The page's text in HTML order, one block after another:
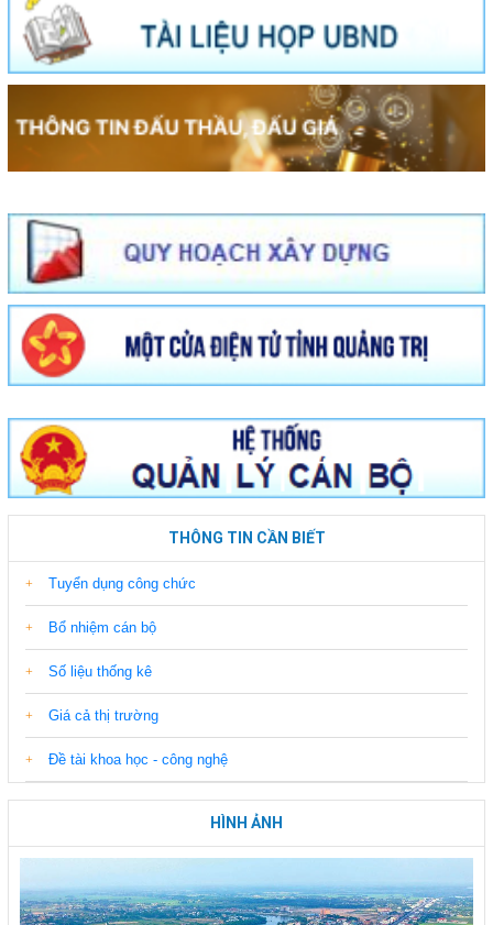
THÔNG TIN CẦN BIẾT
Tuyển dụng công chức
Bổ nhiệm cán bộ
Số liệu thống kê
Giá cả thị trường
Đề tài khoa học - công nghệ
HÌNH ẢNH